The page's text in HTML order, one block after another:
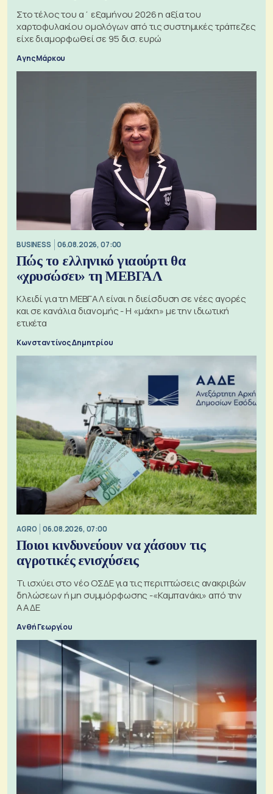
Στο τέλος του α΄ εξαμήνου 2026 η αξία του
χαρτοφυλακίου ομολόγων από τις συστημικές τράπεζες
είχε διαμορφωθεί σε 95 δισ. ευρώ
Αγης Μάρκου
BUSINESS 06.08.2026, 07:00
Πώς το ελληνικό γιαούρτι θα
«χρυσώσει» τη ΜΕΒΓΑΛ
Κλειδί για τη ΜΕΒΓΑΛ είναι η διείσδυση σε νέες αγορές
και σε κανάλια διανομής - Η «μάχη» με την ιδιωτική
ετικέτα
Κωνσταντίνος Δημητρίου
AGRO 06.08.2026, 07:00
Ποιοι κινδυνεύουν να χάσουν τις
αγροτικές ενισχύσεις
Τι ισχύει στο νέο ΟΣΔΕ για τις περιπτώσεις ανακριβών
δηλώσεων ή μη συμμόρφωσης -«Καμπανάκι» από την
ΑΑΔΕ
Ανθή Γεωργίου